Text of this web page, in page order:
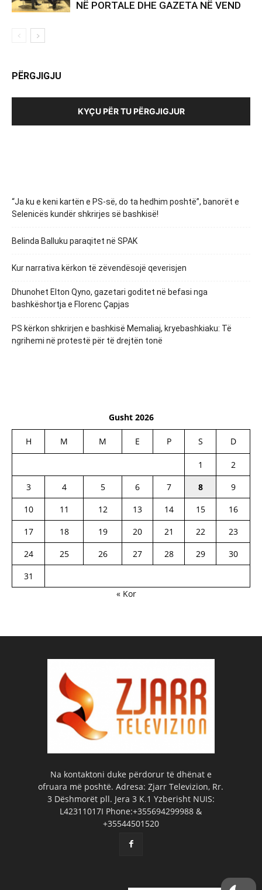
NË PORTALE DHE GAZETA NË VEND
PËRGJIGJU
KYÇU PËR TU PËRGJIGJUR
“Ja ku e keni kartën e PS-së, do ta hedhim poshtë”, banorët e
Selenicës kundër shkrirjes së bashkisë!
Belinda Balluku paraqitet në SPAK
Kur narrativa kërkon të zëvendësojë qeverisjen
Dhunohet Elton Qyno, gazetari goditet në befasi nga
bashkëshortja e Florenc Çapjas
PS kërkon shkrirjen e bashkisë Memaliaj, kryebashkiaku: Të
ngrihemi në protestë për të drejtën tonë
Gusht 2026
H M M E P S D
1
2
3
4 5 6 7 8
9
10
11 12 13 14 15
16
17
18 19 20 21 22
23
24
25 26 27 28 29
30
31
« Kor
Na kontaktoni duke përdorur të dhënat e
ofruara më poshtë. Adresa: Zjarr Televizion, Rr.
3 Dëshmorët pll. Jera 3 K.1 Yzberisht NUIS:
L42311017I Phone:+355694299988 &
+35544501520